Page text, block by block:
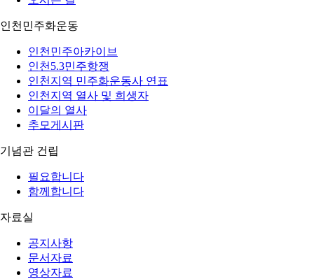
인천민주화운동
인천민주아카이브
인천5.3민주항쟁
인천지역 민주화운동사 연표
인천지역 열사 및 희생자
이달의 열사
추모게시판
기념관 건립
필요합니다
함께합니다
자료실
공지사항
문서자료
영상자료